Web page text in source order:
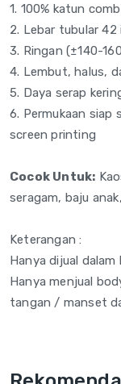
1. 100% katun
2. Lebar tubular 42
3. Ringan (±140-160
4. Lembut, halus,
5. Daya serap
6. Permukaan siap
screen printing
Cocok Untuk:
seragam, baju
Keterangan :
Hanya dijual
Hanya menjual
tangan / manset